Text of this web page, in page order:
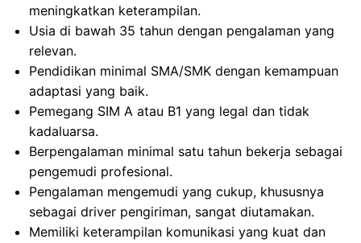
meningkatkan keterampilan.
Usia di bawah 35 tahun dengan pengalaman yang
relevan.
Pendidikan minimal SMA/SMK dengan kemampuan
adaptasi yang baik.
Pemegang SIM A atau B1 yang legal dan tidak
kadaluarsa.
Berpengalaman minimal satu tahun bekerja sebagai
pengemudi profesional.
Pengalaman mengemudi yang cukup, khususnya
sebagai driver pengiriman, sangat diutamakan.
Memiliki keterampilan komunikasi yang kuat dan